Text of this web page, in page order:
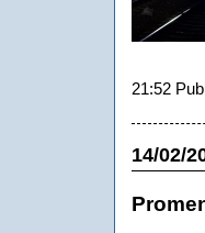
21:52
14/02/